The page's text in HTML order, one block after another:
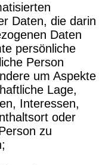
Daten, die darin
Daten
persönliche
Person
um Aspekte
Lage,
Interessen,
oder
zu